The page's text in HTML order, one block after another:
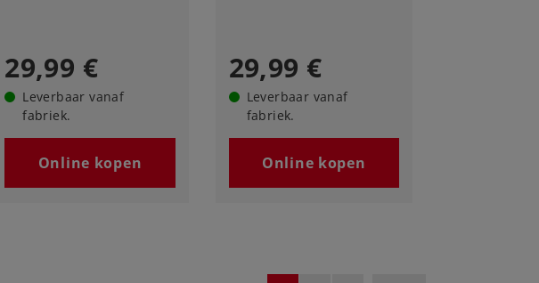
29,99 €
Leverbaar vanaf
fabriek.
Online kopen
29,99 €
Leverbaar vanaf
fabriek.
Online kopen